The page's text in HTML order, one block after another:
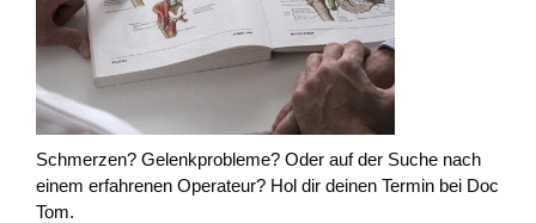
Schmerzen? Gelenkprobleme? Oder auf der Suche nach
einem erfahrenen Operateur? Hol dir deinen Termin bei Doc
Tom.